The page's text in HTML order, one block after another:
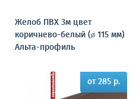
Желоб ПВХ 3м цвет
коричнево-белый (ø 115 мм)
Альта-профиль
от 285 р.